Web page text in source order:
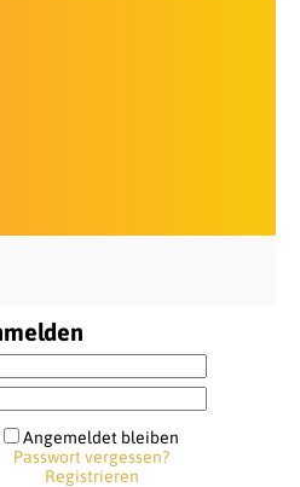
Angemeldet bleiben
Passwort vergessen?
Registrieren